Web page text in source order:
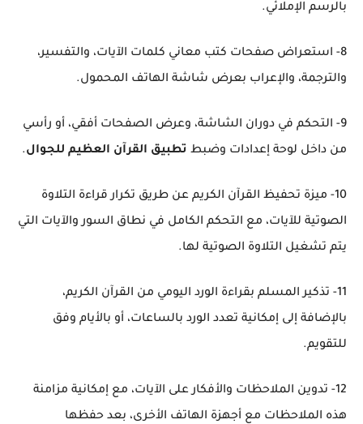
بالرسم الإملائي.
8- استعراض صفحات كتب معاني كلمات الآيات، والتفسير،
والترجمة، والإعراب بعرض شاشة الهاتف المحمول.
9- التحكم في دوران الشاشة، وعرض الصفحات أفقي، أو رأسي
من داخل لوحة إعدادات وضبط تطبيق القرآن العظيم للجوال.
10- ميزة تحفيظ القرآن الكريم عن طريق تكرار قراءة التلاوة
الصوتية للآيات، مع التحكم الكامل في نطاق السور والآيات التي
يتم تشغيل التلاوة الصوتية لها.
11- تذكير المسلم بقراءة الورد اليومي من القرآن الكريم،
بالإضافة إلى إمكانية تعدد الورد بالساعات، أو بالأيام وفق
للتقويم.
12- تدوين الملاحظات والأفكار على الآيات، مع إمكانية مزامنة
هذه الملاحظات مع أجهزة الهاتف الأخرى، بعد حفظها